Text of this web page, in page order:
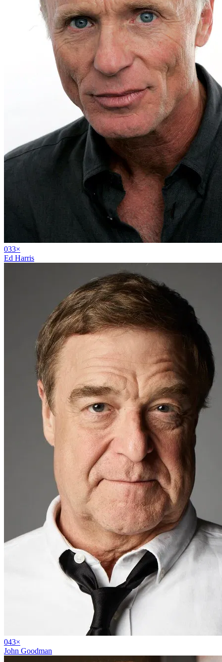
033×
Ed Harris
043×
John Goodman